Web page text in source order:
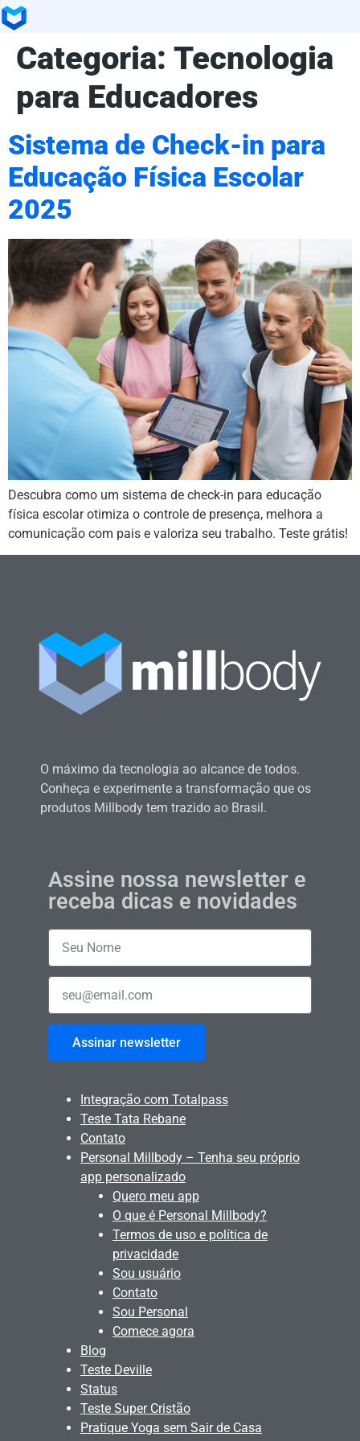
Categoria: Tecnologia
para Educadores
Sistema de Check-in para
Educação Física Escolar
2025
Descubra como um sistema de check-in para educação
física escolar otimiza o controle de presença, melhora a
comunicação com pais e valoriza seu trabalho. Teste grátis!
O máximo da tecnologia ao alcance de todos.
Conheça e experimente a transformação que os
produtos Millbody tem trazido ao Brasil.
Assine nossa newsletter e
receba dicas e novidades
Assinar newsletter
Integração com Totalpass
Teste Tata Rebane
Contato
Personal Millbody – Tenha seu próprio
app personalizado
Quero meu app
O que é Personal Millbody?
Termos de uso e política de
privacidade
Sou usuário
Contato
Sou Personal
Comece agora
Blog
Teste Deville
Status
Teste Super Cristão
Pratique Yoga sem Sair de Casa